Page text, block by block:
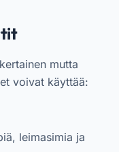
mutta
voivat käyttää:
leimasimia ja